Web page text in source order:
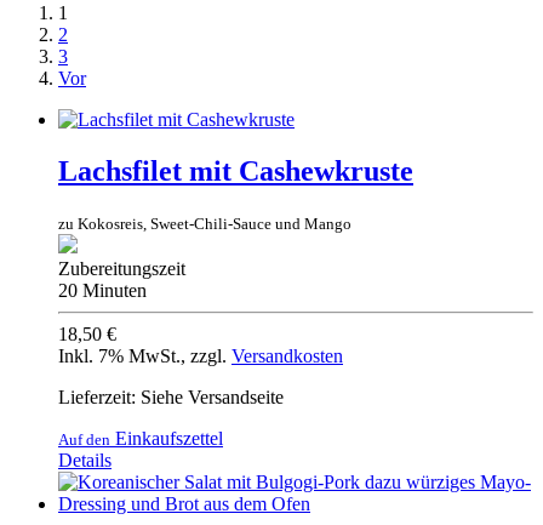
1
2
3
Vor
Lachsfilet mit Cashewkruste
zu Kokosreis, Sweet-Chili-Sauce und Mango
Zubereitungszeit
20 Minuten
18,50 €
Inkl. 7% MwSt., zzgl. Versandkosten
Lieferzeit: Siehe Versandseite
Auf den Einkaufszettel
Details